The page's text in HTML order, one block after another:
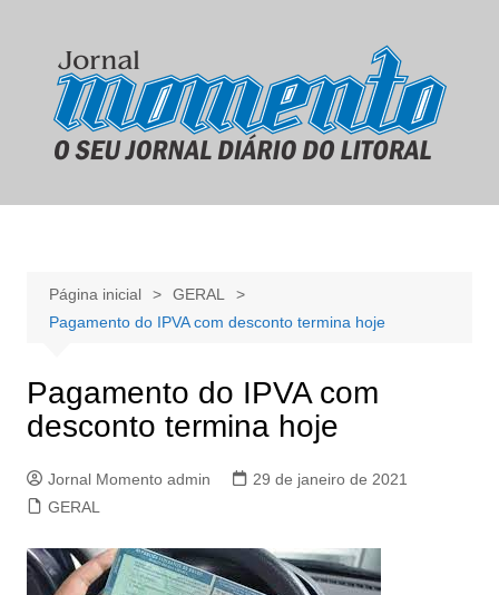
conteúdo
Página inicial
GERAL
Pagamento do IPVA com desconto termina hoje
Pagamento do IPVA com
desconto termina hoje
Jornal Momento admin
29 de janeiro de 2021
GERAL